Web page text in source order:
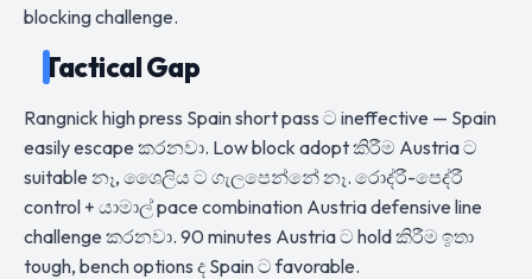
blocking challenge.
Tactical Gap
Rangnick high press Spain short pass ට ineffective — Spain
easily escape කරනවා. Low block adopt කිරීම Austria ට
suitable නෑ, ශෛලිය ට ගැලපෙන්නේ නෑ. රොද්රී-පෙද්රී
control + යාමාල් pace combination Austria defensive line
challenge කරනවා. 90 minutes Austria ට hold කිරීම ඉතා
tough, bench options ද Spain ට favorable.